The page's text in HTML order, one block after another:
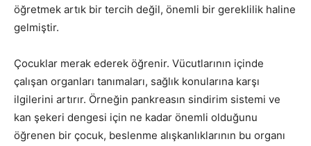
öğretmek artık bir tercih değil, önemli bir gereklilik haline
gelmiştir.
Çocuklar merak ederek öğrenir. Vücutlarının içinde
çalışan organları tanımaları, sağlık konularına karşı
ilgilerini artırır. Örneğin pankreasın sindirim sistemi ve
kan şekeri dengesi için ne kadar önemli olduğunu
öğrenen bir çocuk, beslenme alışkanlıklarının bu organı